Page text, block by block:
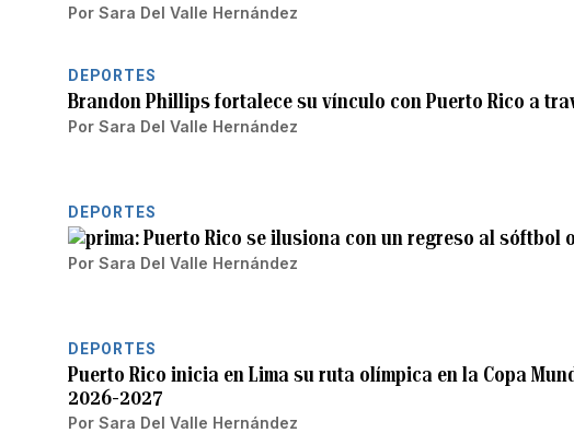
Por Sara Del Valle Hernández
DEPORTES
Brandon Phillips fortalece su vínculo con Puerto Rico a
Por Sara Del Valle Hernández
DEPORTES
Puerto Rico se ilusiona con un regreso al sóftbol
Por Sara Del Valle Hernández
DEPORTES
Puerto Rico inicia en Lima su ruta olímpica en la Copa
2026-2027
Por Sara Del Valle Hernández